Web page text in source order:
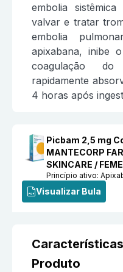
embolia
valvar e tratar
embolia
apixabana, inibe
coagulação
rapidamente
4 horas após
Picbam 2,5 mg
MANTECORP
SKINCARE /
Princípio ativo:
Visualizar Bula
Produto